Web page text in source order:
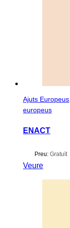
Ajuts Europeus
europeus
ENACT
Preu: Gratuït
Veure